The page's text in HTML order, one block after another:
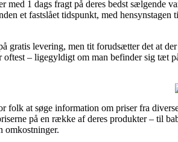
med 1 dags fragt på deres bedst sælgende
et fastslået tidspunkt, med
gratis levering, men tit forudsætter det at
oftest – ligegyldigt om man befinder sig
folk at søge information om priser fra
på en række af deres produkter – til
omkostninger.